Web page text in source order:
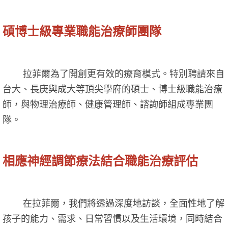
碩博士級專業職能治療師團隊
拉菲爾為了開創更有效的療育模式。特別聘請來自
台大、長庚與成大等頂尖學府的碩士、博士級職能治療
師，與物理治療師、健康管理師、諮詢師組成專業團
隊。
相應神經調節療法結合職能治療評估
在拉菲爾，我們將透過深度地訪談，全面性地了解
孩子的能力、需求、日常習慣以及生活環境，同時結合